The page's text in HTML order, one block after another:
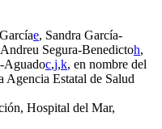
e, Sandra García-
Segura-Benedictoh,
Aguadoc,j,k, en nombre del
Agencia Estatal de Salud
Hospital del Mar,